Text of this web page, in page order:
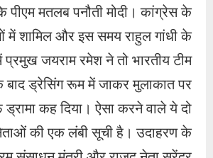
पीएम मतलब पनौती मोदी। कांग्रेस के
में शामिल और इस समय राहुल गांधी के
प्रमुख जयराम रमेश ने तो भारतीय टीम
बाद ड्रेसिंग रूम में जाकर मुलाकात पर
कह दिया। ऐसा करने वाले ये दो
की एक लंबी सूची है। उदाहरण के